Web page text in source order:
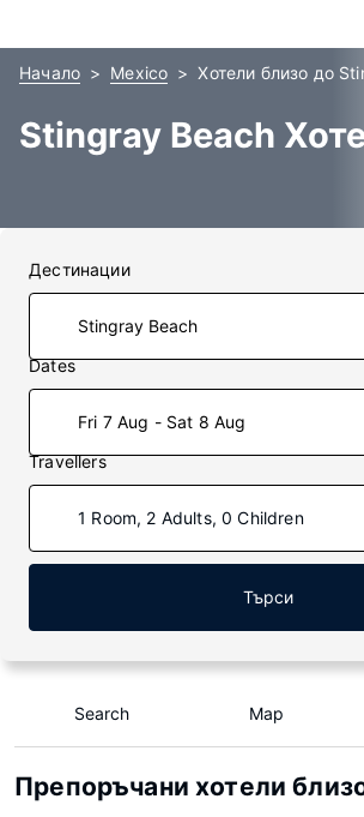
Начало Mexico Хотели близо до
Stingray Beach
Дестинации
Dates
Fri 7 Aug - Sat 8 Aug
Travellers
1 Room, 2 Adults, 0 Children
Търси
Search Map
Препоръчани хотели